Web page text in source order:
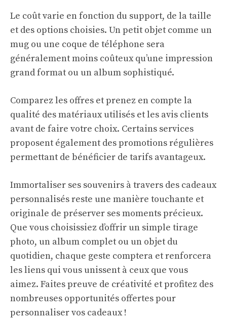
Le coût varie en fonction du support, de la taille
et des options choisies. Un petit objet comme un
mug ou une coque de téléphone sera
généralement moins coûteux qu’une impression
grand format ou un album sophistiqué.
Comparez les offres et prenez en compte la
qualité des matériaux utilisés et les avis clients
avant de faire votre choix. Certains services
proposent également des promotions régulières
permettant de bénéficier de tarifs avantageux.
Immortaliser ses souvenirs à travers des cadeaux
personnalisés reste une manière touchante et
originale de préserver ses moments précieux.
Que vous choisissiez d’offrir un simple tirage
photo, un album complet ou un objet du
quotidien, chaque geste comptera et renforcera
les liens qui vous unissent à ceux que vous
aimez. Faites preuve de créativité et profitez des
nombreuses opportunités offertes pour
personnaliser vos cadeaux !